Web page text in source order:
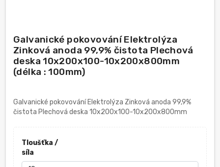
Galvanické pokovování Elektrolýza
Zinková anoda 99,9% čistota Plechová
deska 10x200x100-10x200x800mm
(délka : 100mm)
Galvanické pokovování Elektrolýza Zinková anoda 99,9%
čistota Plechová deska 10x200x100-10x200x800mm
Tloušťka /
síla